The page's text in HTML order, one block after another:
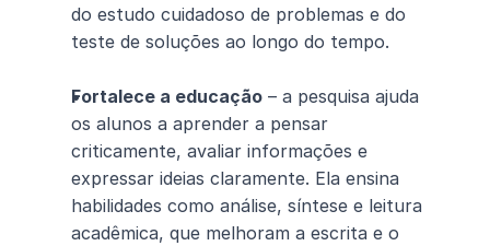
do estudo cuidadoso de problemas e do
teste de soluções ao longo do tempo.
Fortalece a educação – a pesquisa ajuda
os alunos a aprender a pensar
criticamente, avaliar informações e
expressar ideias claramente. Ela ensina
habilidades como análise, síntese e leitura
acadêmica, que melhoram a escrita e o